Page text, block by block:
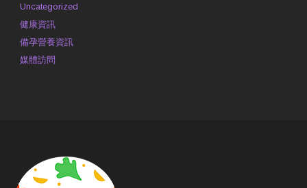
Uncategorized
健康資訊
備孕營養資訊
媒體訪問